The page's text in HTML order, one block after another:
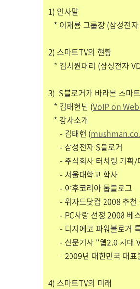
1) 인사말
* 이재룡 그룹장 (삼성전
2) 스마트TV의 현황
* 김치원대리 (삼성전자
3) S블로거가 바라본 스마
* 김태현님 (VoIP on
* 강사소개
- 김태현 (
- 삼성전자 S블로거
- 주식회사 터치링 기획/
- 서울대학교 학사
- 야후코리아 톱블로그
- 위자드닷컴 2008 추천
- PC사랑 선정 2008 베
- 디지에코 파워블로거
- 신문기사 "웹2.0 시대
- 2009년 대한민국 대표
4) 스마트TV의 미래